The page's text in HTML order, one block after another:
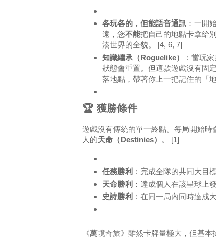
各玩各的，但能語音通訊：一開
遠，您不能把自己的地點卡拿給
湊世界的全貌。
[4, 6, 7]
知識繼承（Roguelike）
：當玩
狀態會重置。但這款遊戲沒有固
落地點，帶著你上一把記住的「
🏆 獲勝條件
遊戲沒有傳統的單一終點。每局開始時
人的天命（Destinies） 。 [1]
任務勝利 ：完成全隊的共同大目標
天命勝利 ：達成個人在該星球上
史詩勝利 ：在同一局內同時達成
《萬境奇旅》雖然卡牌量極大，但基